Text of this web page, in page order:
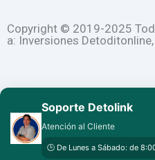
o
-
f
e r
m
Copyright © 2019-2025
a: Inversiones
Soporte Detolink
Atención al Cliente
🕒 De Lunes a Sábado: de